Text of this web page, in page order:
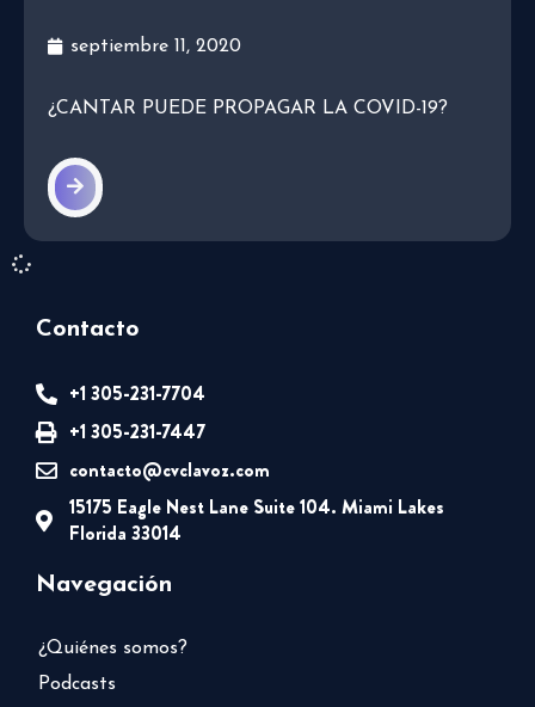
septiembre 11, 2020
¿CANTAR PUEDE PROPAGAR LA COVID-19?
Contacto
+1 305-231-7704
+1 305-231-7447
contacto@cvclavoz.com
15175 Eagle Nest Lane Suite 104. Miami Lakes
Florida 33014
Navegación
¿Quiénes somos?
Podcasts